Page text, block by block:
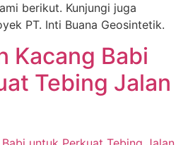
berikut. Kunjungi juga
PT. Inti Buana Geosintetik.
Kacang Babi
Tebing Jalan